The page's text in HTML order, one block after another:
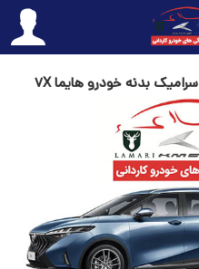
سرامیک بدنه خودرو هایما 7X